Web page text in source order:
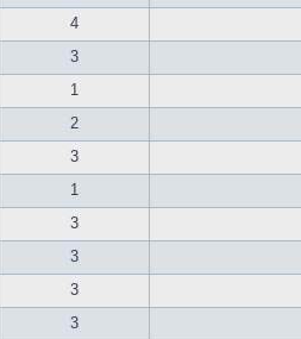
4
3
1
2
3
1
3
3
3
3